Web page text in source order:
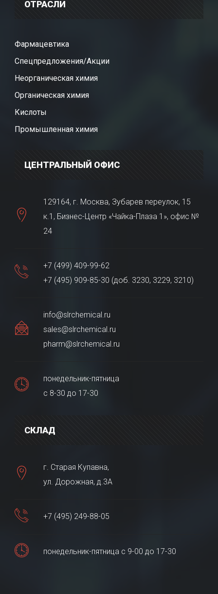
ОТРАСЛИ
Фармацевтика
Спецпредложения/Акции
Неорганическая химия
Органическая химия
Кислоты
Промышленная химия
ЦЕНТРАЛЬНЫЙ ОФИС
129164, г. Москва, Зубарев переулок, 15
к.1, Бизнес-Центр «Чайка-Плаза 1», офис №
24
+7 (499) 409-99-62
+7 (495) 909-85-30 (доб. 3230, 3229, 3210)
info@slrchemical.ru
sales@slrchemical.ru
pharm@slrchemical.ru
понедельник-пятница
с 8-30 до 17-30
СКЛАД
г. Старая Купавна,
ул. Дорожная, д.3А
+7 (495) 249-88-05
понедельник-пятница с 9-00 до 17-30